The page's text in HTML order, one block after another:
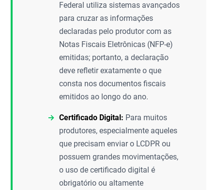
Federal utiliza sistemas avançados
para cruzar as informações
declaradas pelo produtor com as
Notas Fiscais Eletrônicas (NFP-e)
emitidas; portanto, a declaração
deve refletir exatamente o que
consta nos documentos fiscais
emitidos ao longo do ano.
Certificado Digital: Para muitos
produtores, especialmente aqueles
que precisam enviar o LCDPR ou
possuem grandes movimentações,
o uso de certificado digital é
obrigatório ou altamente